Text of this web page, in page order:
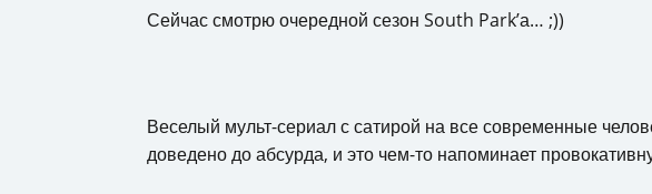
Сейчас смотрю очередной сезон South Park’а… ;))
Веселый мульт-сериал с сатирой на все современные
доведено до абсурда, и это чем-то напоминает